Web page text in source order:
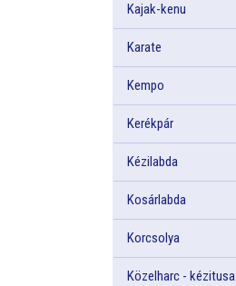
Kajak-kenu
Karate
Kempo
Kerékpár
Kézilabda
Kosárlabda
Korcsolya
Közelharc - kézitusa